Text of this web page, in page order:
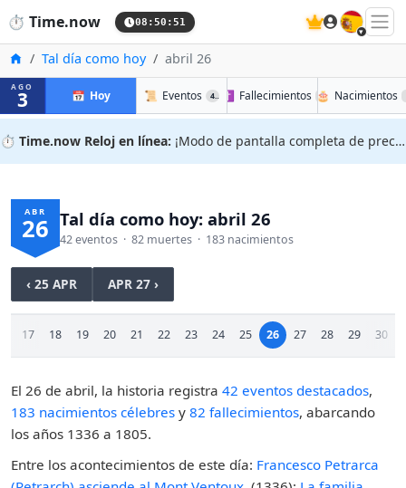
⏱️ Time.now 08:50:51 🇪🇸
InicioTal día como hoy abril 26
AGO
3 📅 Hoy 📜 Eventos 42 ✝️ Fallecimientos 82
🎂 Nacimientos
⏱️ Time.now Reloj en línea: ¡Modo de pantalla completa de precisión!
ABR
26 Tal día como hoy: abril 26
42 eventos · 82 muertes · 183 nacimientos
‹ 25 APR APR 27 ›
17 18 19 20 21 22 23 24 25 26 27 28 29 30
El 26 de abril, la historia registra 42 eventos destacados,
183 nacimientos célebres y 82 fallecimientos, abarcando
los años 1336 a 1805.
Entre los acontecimientos de este día: Francesco Petrarca